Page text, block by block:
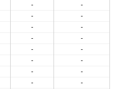
-
-
-
-
-
-
-
-
-
-
-
-
-
-
-
-